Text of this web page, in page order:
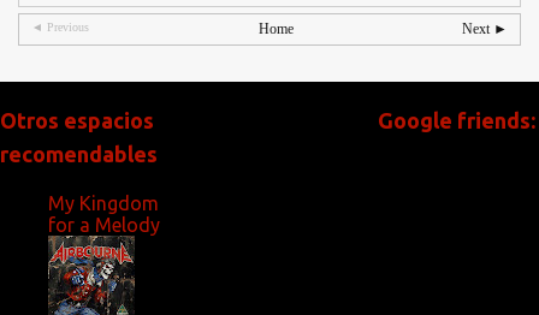
◄ Previous Next ►
Home
Otros espacios
recomendables
My Kingdom
for a Melody
Google friends: